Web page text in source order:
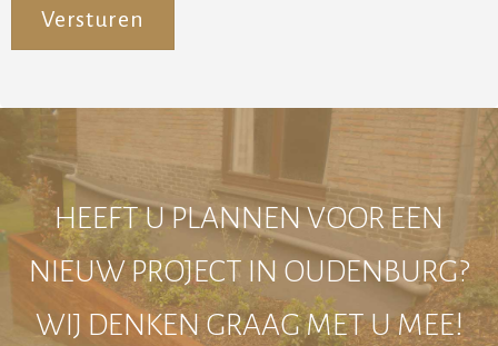
HEEFT U PLANNEN VOOR EEN
NIEUW PROJECT IN OUDENBURG?
WIJ DENKEN GRAAG MET U MEE!